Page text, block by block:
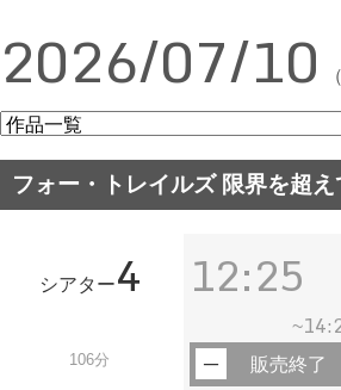
2026/07/10
フォー・トレイルズ 限界を超
シアター4
106分
12:25
~
販売終了